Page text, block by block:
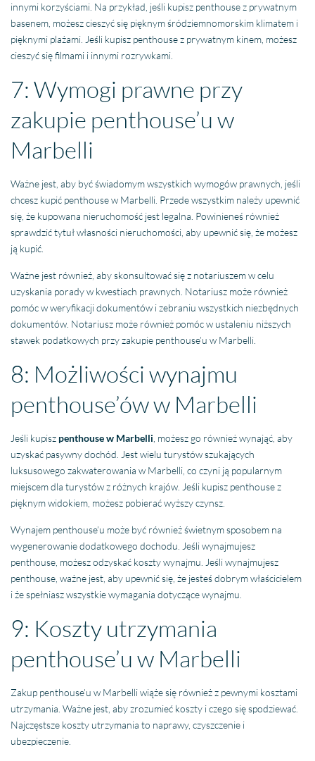
innymi korzyściami. Na przykład, jeśli kupisz penthouse z prywatnym
basenem, możesz cieszyć się pięknym śródziemnomorskim klimatem i
pięknymi plażami. Jeśli kupisz penthouse z prywatnym kinem, możesz
cieszyć się filmami i innymi rozrywkami.
7: Wymogi prawne przy
zakupie penthouse’u w
Marbelli
Ważne jest, aby być świadomym wszystkich wymogów prawnych, jeśli
chcesz kupić penthouse w Marbelli. Przede wszystkim należy upewnić
się, że kupowana nieruchomość jest legalna. Powinieneś również
sprawdzić tytuł własności nieruchomości, aby upewnić się, że możesz
ją kupić.
Ważne jest również, aby skonsultować się z notariuszem w celu
uzyskania porady w kwestiach prawnych. Notariusz może również
pomóc w weryfikacji dokumentów i zebraniu wszystkich niezbędnych
dokumentów. Notariusz może również pomóc w ustaleniu niższych
stawek podatkowych przy zakupie penthouse’u w Marbelli.
8: Możliwości wynajmu
penthouse’ów w Marbelli
Jeśli kupisz penthouse w Marbelli , możesz go również wynająć, aby
uzyskać pasywny dochód. Jest wielu turystów szukających
luksusowego zakwaterowania w Marbelli, co czyni ją popularnym
miejscem dla turystów z różnych krajów. Jeśli kupisz penthouse z
pięknym widokiem, możesz pobierać wyższy czynsz.
Wynajem penthouse’u może być również świetnym sposobem na
wygenerowanie dodatkowego dochodu. Jeśli wynajmujesz
penthouse, możesz odzyskać koszty wynajmu. Jeśli wynajmujesz
penthouse, ważne jest, aby upewnić się, że jesteś dobrym właścicielem
i że spełniasz wszystkie wymagania dotyczące wynajmu.
9: Koszty utrzymania
penthouse’u w Marbelli
Zakup penthouse’u w Marbelli wiąże się również z pewnymi kosztami
utrzymania. Ważne jest, aby zrozumieć koszty i czego się spodziewać.
Najczęstsze koszty utrzymania to naprawy, czyszczenie i
ubezpieczenie.